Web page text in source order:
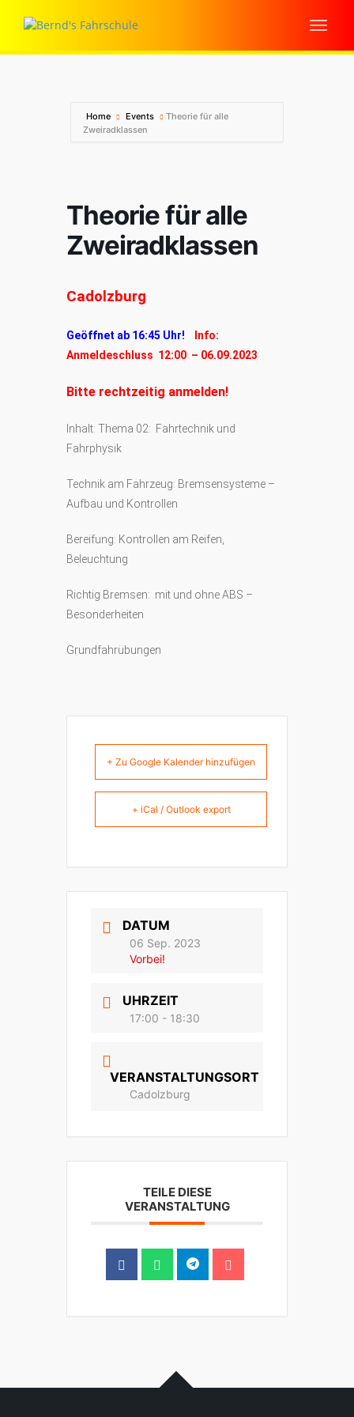
Home Events
Theorie für alle
Zweiradklassen
Theorie für alle
Zweiradklassen
Cadolzburg
Geöffnet ab 16:45 Uhr!
Info:
Anmeldeschluss 12:00 – 06.09.2023
Bitte rechtzeitig anmelden!
Inhalt: Thema 02: Fahrtechnik und
Fahrphysik
Technik am Fahrzeug: Bremsensysteme –
Aufbau und Kontrollen
Bereifung: Kontrollen am Reifen,
Beleuchtung
Richtig Bremsen: mit und ohne ABS –
Besonderheiten
Grundfahrübungen
+ Zu Google Kalender hinzufügen
+ iCal / Outlook export
DATUM
06 Sep. 2023
Vorbei!
UHRZEIT
17:00 - 18:30
VERANSTALTUNGSORT
Cadolzburg
TEILE DIESE
VERANSTALTUNG